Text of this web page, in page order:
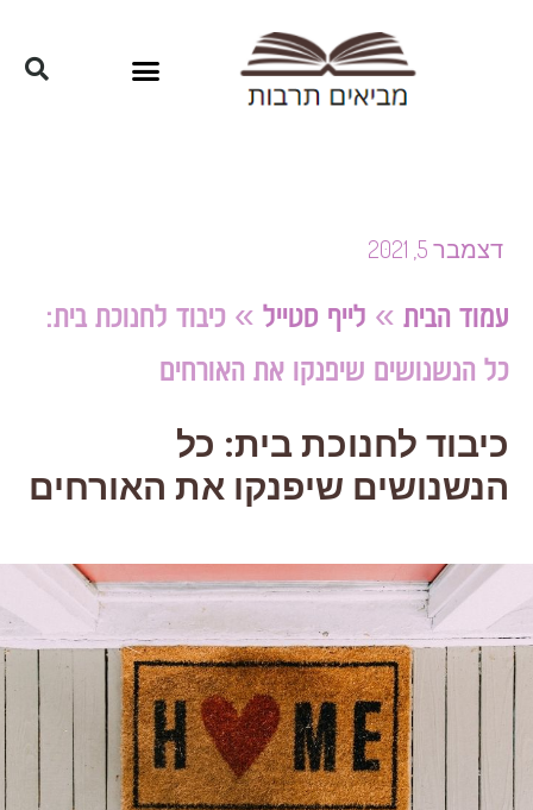
דצמבר 5, 2021
עמוד הבית»לייף סטייל»כיבוד לחנוכת בית:
כל הנשנושים שיפנקו את האורחים
כיבוד לחנוכת בית: כל
הנשנושים שיפנקו את האורחים